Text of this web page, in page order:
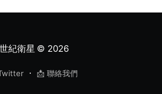
紀衛星 © 2026
📩 聯絡我們